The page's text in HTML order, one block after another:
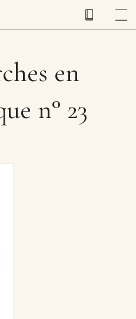
en
n° 23